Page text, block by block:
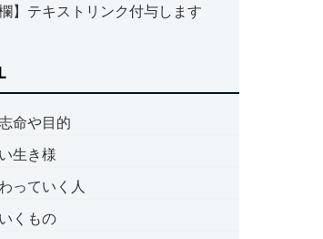
欄】テキストリンク付与します
命や目的
生き様
っていく人
くもの